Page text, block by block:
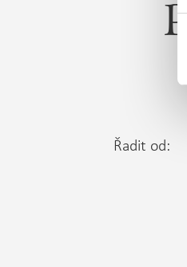
Řadit od: